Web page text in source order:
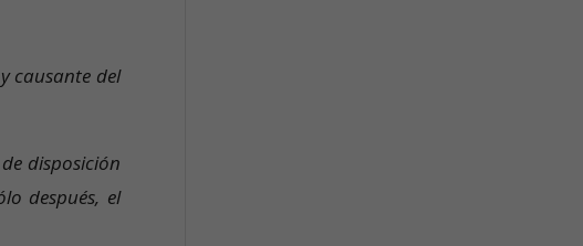
causante del
disposición
después, el